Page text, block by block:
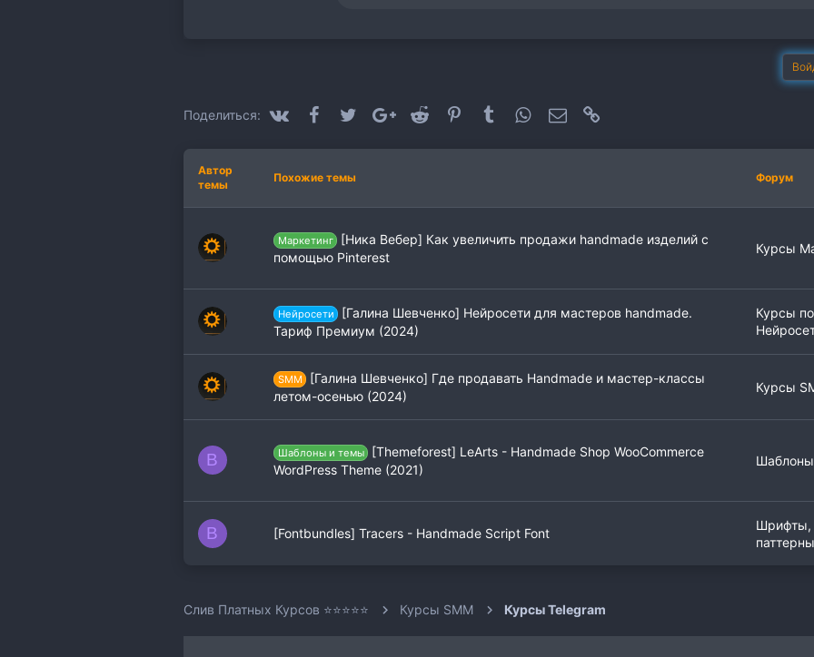
Поделиться: VK FacebookTwitterGoogle+Reddit PinterestTumblrWhatsAppЭлектронная почта
Автор
темы
Похожие темы Форум
Маркетинг
[Ника Вебер] Как увеличить продажи handmade изделий с
помощью Pinterest
Курсы
Нейросети
[Галина Шевченко] Нейросети для мастеров handmade.
Тариф Премиум (2024)
Курсы по
SMM
[Галина Шевченко] Где продавать Handmade и мастер-классы
летом-осенью (2024)
Курсы
B Шаблоны и темы
[Themeforest] LeArts - Handmade Shop WooCommerce
WordPress Theme (2021)
B [Fontbundles] Tracers - Handmade Script Font
Шрифты,
Слив Платных Курсов ⭐⭐⭐⭐⭐ Курсы SMM Курсы Telegram